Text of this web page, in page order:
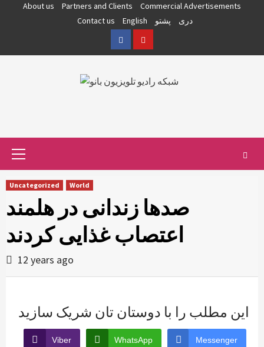
About us Partners and Clients
Commercial Advertisements
Contact us
English پشتو
دری
FacebookYouTube
Uncategorized World
صدها زندانی در هلمند
اعتصاب غذایی کردند
12 years ago
این مطلب را با دوستان تان شریک سازید
Viber WhatsApp Messenger